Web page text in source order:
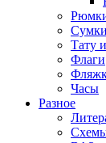
Тату
Флаги
Часы
Разное